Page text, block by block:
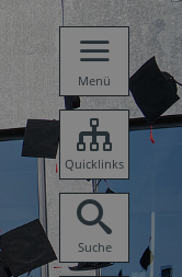
Menü
Quicklinks
Suche